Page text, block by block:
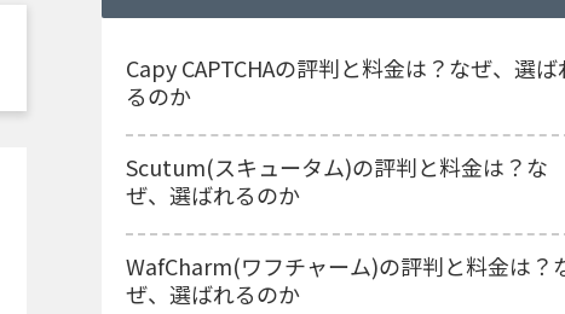
Capy CAPTCHAの評判と料金は？なぜ、選ば
るのか
Scutum(スキュータム)の評判と料金は？な
ぜ、選ばれるのか
WafCharm(ワフチャーム)の評判と料金は？
ぜ、選ばれるのか